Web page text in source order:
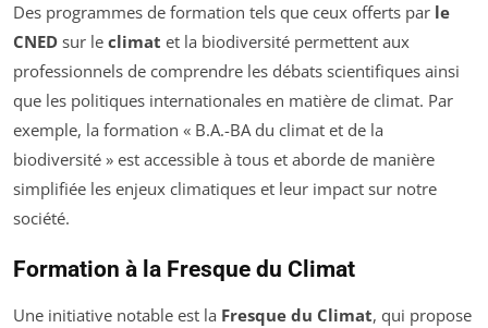
Des programmes de formation tels que ceux offerts par le
CNED sur le climat et la biodiversité permettent aux
professionnels de comprendre les débats scientifiques ainsi
que les politiques internationales en matière de climat. Par
exemple, la formation « B.A.-BA du climat et de la
biodiversité » est accessible à tous et aborde de manière
simplifiée les enjeux climatiques et leur impact sur notre
société.
Formation à la Fresque du Climat
Une initiative notable est la Fresque du Climat, qui propose